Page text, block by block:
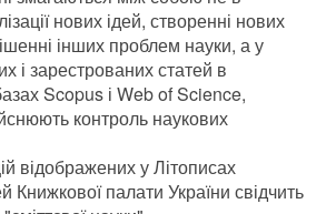
нових ідей, створенні нових
інших проблем науки, а у
і зарестрованих статей в
Scopus і Web of Science,
контроль наукових
відображених у Літописах
Книжкової палати України свідчить